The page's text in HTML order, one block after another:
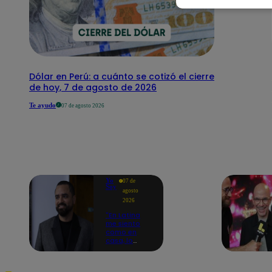
Dólar en Perú: a cuánto se cotizó el cierre
de hoy, 7 de agosto de 2026
Te ayudo 07 de agosto 2026
Yo
Soy
07 de
agosto
2026
"En Latina
me siento
como en
casa, lo